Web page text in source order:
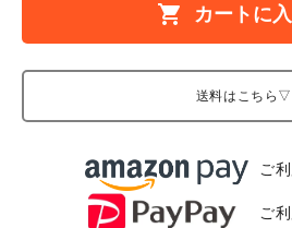
shopping_cart カートに
送料はこちら▽
ご
ご